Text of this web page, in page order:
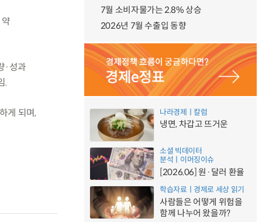
·성과
.
게 되며,
7월 소비자물가는 2.8% 상승
2026년 7월 수출입 동향
나라경제ㅣ칼럼
냉면, 차갑고 뜨거운
소셜 빅데이터
분석ㅣ이머징이슈
[2026.06] 원·달러 환율
학습자료ㅣ경제로 세상 읽기
사람들은 어떻게 위험을
함께 나누어 왔을까?